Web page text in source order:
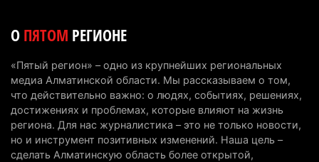
количеством избирателей
«От экспорта сырья - к сложным
производствам»: партия «Әділет» представила в
Актобе план диверсификации
3 августа 2026 г. 20:46 151
ОПЯТОМ РЕГИОНЕ
«Пятый регион» – одно из крупнейших региональных
медиа Алматинской области. Мы рассказываем о том,
что действительно важно: о людях, событиях, решениях,
достижениях и проблемах, которые влияют на жизнь
региона. Для нас журналистика – это не только новости,
но и инструмент позитивных изменений. Наша цель –
сделать Алматинскую область более открытой,